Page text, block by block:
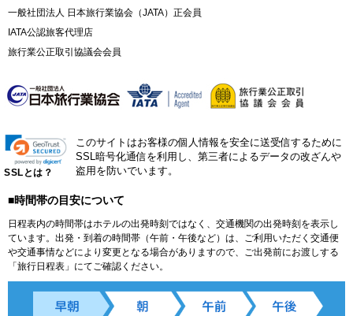
一般社団法人 日本旅行業協会（JATA）正会員
IATA公認旅客代理店
旅行業公正取引協議会会員
SSLとは？
このサイトはお客様の個人情報を安全に送受信するために
SSL暗号化通信を利用し、第三者によるデータの改ざんや
盗用を防いでいます。
■時間帯の目安について
日程表内の時間帯はホテルの出発時刻ではなく、交通機関の出発時刻を表示し
ています。出発・到着の時間帯（午前・午後など）は、ご利用いただく交通便
や交通事情などにより変更となる場合がありますので、ご出発前にお渡しする
「旅行日程表」にてご確認ください。